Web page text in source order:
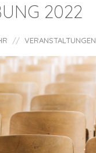
2022
VERANSTALTUNGEN